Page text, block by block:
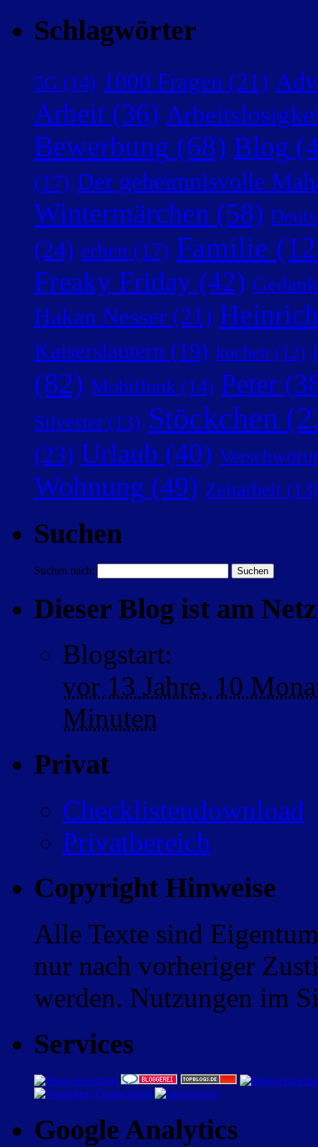
Schlagwörter
5G (14) 1000 Fragen (21)
Arbeit (36)
Bewerbung (68) Blog
(17) Der geheimnisvolle
Wintermärchen (58)
(24) erben (17) Familie
Freaky Friday (42)
Hakan Nesser (21)
Kaiserslautern (19) kochen (12)
(82) Mobilfunk (14) Peter
Silvester (13) Stöckchen
(23) Urlaub (40)
Wohnung (49) Zeitarbeit
Suchen
Suchen nach:
Dieser Blog ist am
Blogstart:
vor 13 Jahre, 10
Minuten
Privat
Checklistendownload
Privatbereich
Copyright Hinweise
Alle Texte sind
nur nach vorheriger
werden. Nutzungen im
Services
Google Analytics